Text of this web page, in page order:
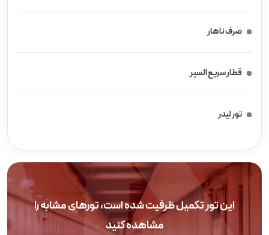
صرف ناهار
قطار سریع السیر
تور لیدر
این تور تکمیل ظرفیت شده است، تورهای مشابه را
مشاهده کنید